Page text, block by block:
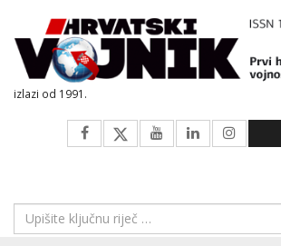
izlazi od 1991.